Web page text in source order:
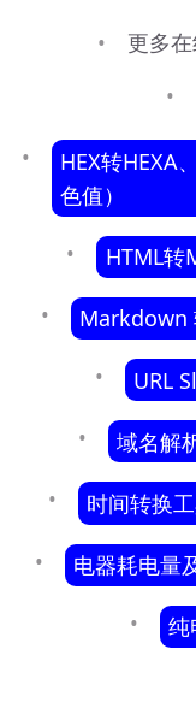
更多
HEX转HEXA
色值）
HTML
Markdown
URL
域名解
时间转换
电器耗电量
纯